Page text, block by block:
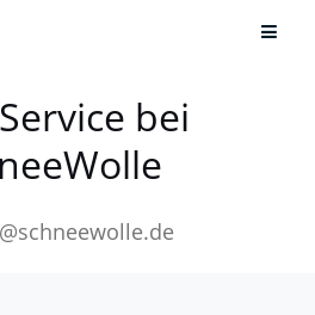
bei